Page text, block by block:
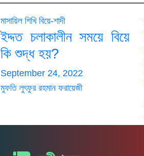
মাসায়িল শিখি বিয়ে-শাদী
ইদ্দত চলাকালীন সময়ে বিয়ে
কি শুদ্ধ হয়?
September 24, 2022
মুফতি লুৎফুর রহমান ফরায়েজী